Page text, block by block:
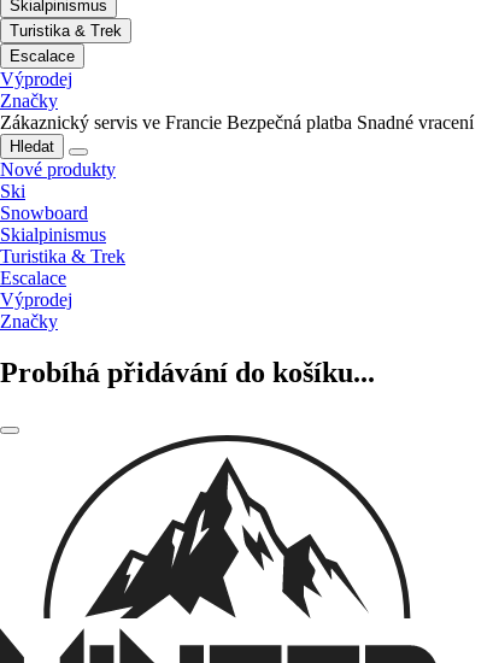
Skialpinismus
Turistika & Trek
Escalace
Výprodej
Značky
Zákaznický servis ve Francie Bezpečná platba Snadné vracení
Hledat
Nové produkty
Ski
Snowboard
Skialpinismus
Turistika & Trek
Escalace
Výprodej
Značky
Probíhá přidávání do košíku...